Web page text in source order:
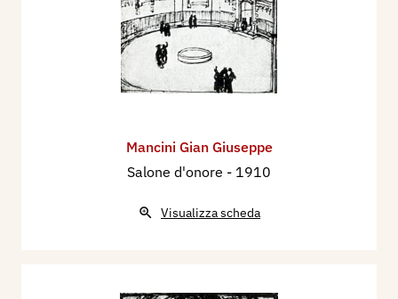
Mancini Gian Giuseppe
Salone d'onore - 1910
Visualizza scheda